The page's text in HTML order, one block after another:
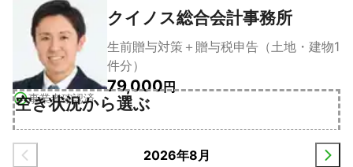
事業者確認済
クイノス総合会計事務所
生前贈与対策＋贈与税申告（土地・建物1
件分）
79,000円
空き状況から選ぶ
2026年8月